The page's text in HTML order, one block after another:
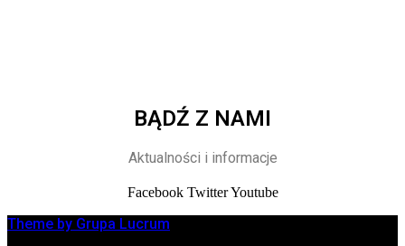
BĄDŹ Z NAMI
Aktualności i informacje
Facebook Twitter Youtube
Theme by Grupa Lucrum